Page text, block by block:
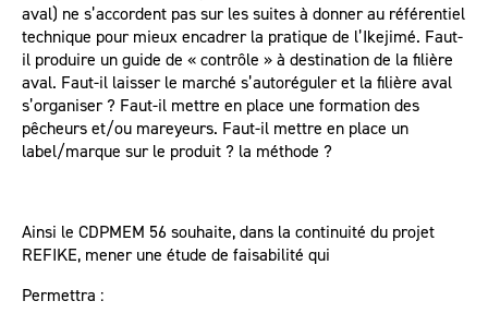
aval) ne s’accordent pas sur les suites à donner au référentiel
technique pour mieux encadrer la pratique de l’Ikejimé. Faut-
il produire un guide de « contrôle » à destination de la filière
aval. Faut-il laisser le marché s’autoréguler et la filière aval
s’organiser ? Faut-il mettre en place une formation des
pêcheurs et/ou mareyeurs. Faut-il mettre en place un
label/marque sur le produit ? la méthode ?
Ainsi le CDPMEM 56 souhaite, dans la continuité du projet
REFIKE, mener une étude de faisabilité qui
Permettra :